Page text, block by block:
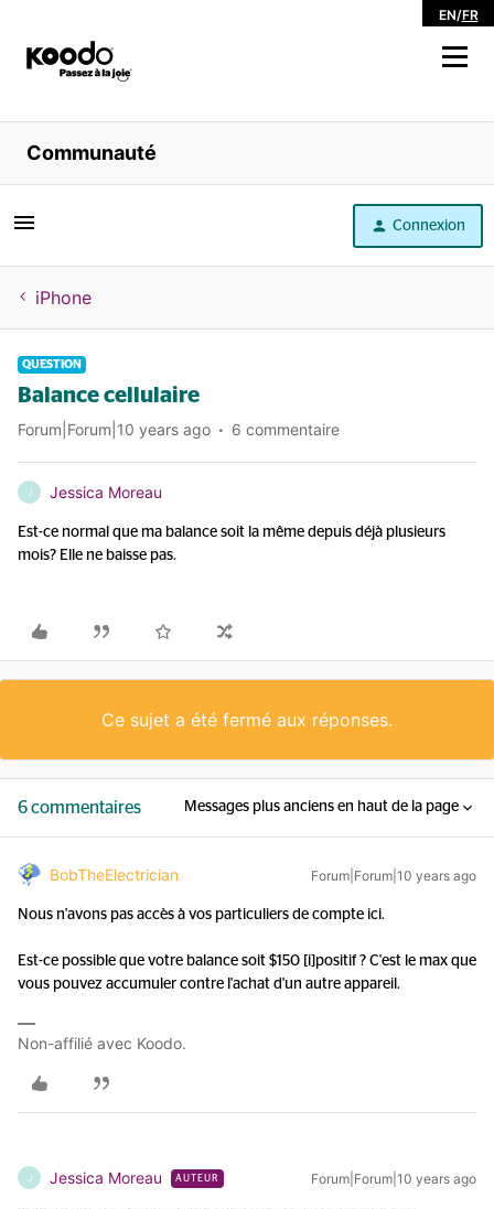
EN/FR
Magasiner
Libre service
Aide
Communauté
Connexion
iPhone
QUESTION
Balance cellulaire
Forum|Forum|10 years ago 6 commentaire
J Jessica Moreau
Est-ce normal que ma balance soit la même depuis déjà plusieurs
mois? Elle ne baisse pas.
Ce sujet a été fermé aux réponses.
6 commentaires Messages plus anciens en haut de la page
BobTheElectrician Forum|Forum|10 years ago
Nous n'avons pas accès à vos particuliers de compte ici.
Est-ce possible que votre balance soit $150 [i]positif ? C'est le max que
vous pouvez accumuler contre l'achat d'un autre appareil.
Non-affilié avec Koodo.
J Jessica Moreau AUTEUR Forum|Forum|10 years ago